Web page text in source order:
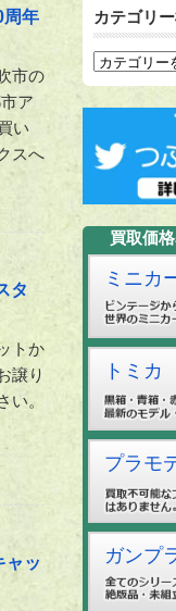
周年
市の
ア
い
スへ
タ
トか
譲り
。
ャッ
カテゴリ
買取価
ミニカ
トミカ
プラモ
ガンプ